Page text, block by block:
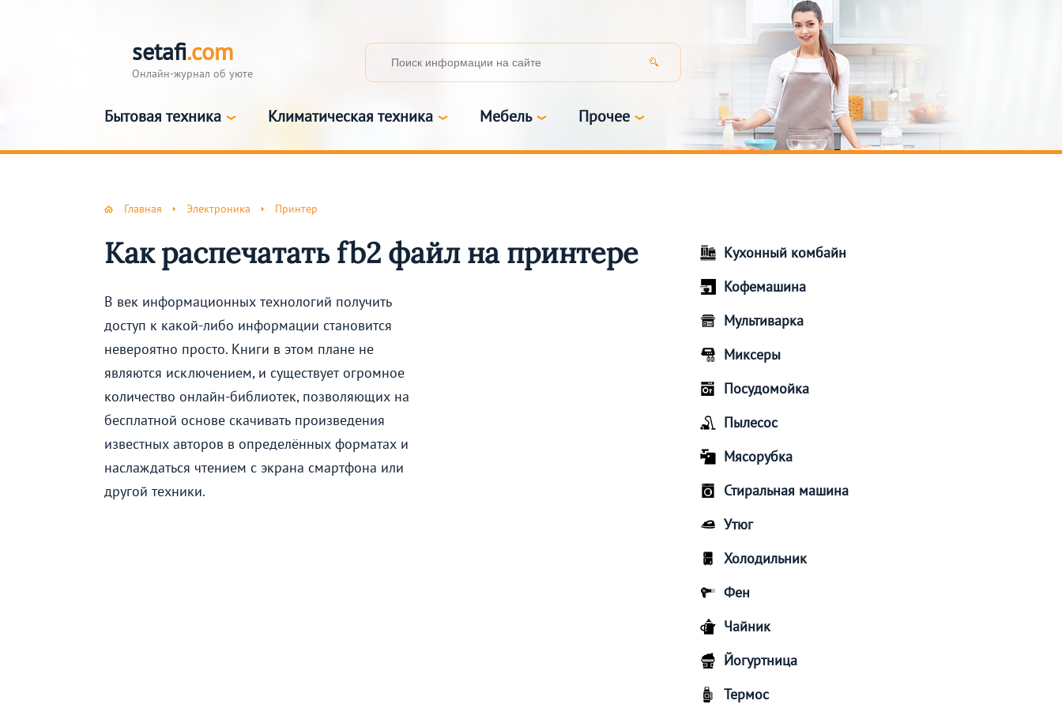
setafi.com
Онлайн-журнал об уюте
Бытовая техника Климатическая техника Мебель Прочее
Главная Электроника Принтер
Как распечатать fb2 файл на принтере
В век информационных технологий получить
доступ к какой-либо информации становится
невероятно просто. Книги в этом плане не
являются исключением, и существует огромное
количество онлайн-библиотек, позволяющих на
бесплатной основе скачивать произведения
известных авторов в определённых форматах и
наслаждаться чтением с экрана смартфона или
другой техники.
Кухонный комбайн
Кофемашина
Мультиварка
Миксеры
Посудомойка
Пылесос
Мясорубка
Стиральная машина
Утюг
Холодильник
Фен
Чайник
Йогуртница
Термос